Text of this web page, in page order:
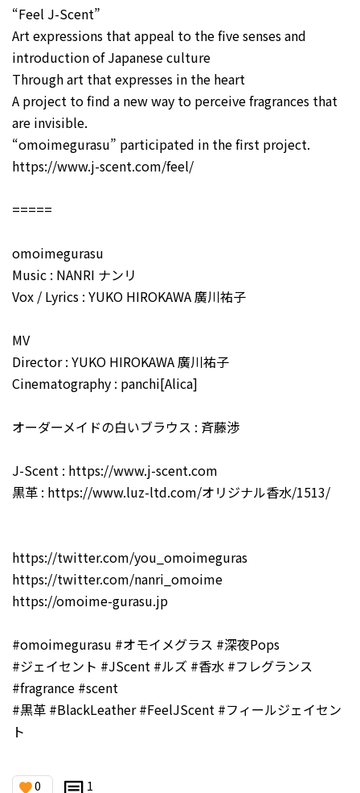
“Feel J-Scent”
Art expressions that appeal to the five senses and
introduction of Japanese culture
Through art that expresses in the heart
A project to find a new way to perceive fragrances that
are invisible.
“omoimegurasu” participated in the first project.
https://www.j-scent.com/feel/
=====
omoimegurasu
Music : NANRI ナンリ
Vox / Lyrics : YUKO HIROKAWA 廣川祐子
MV
Director : YUKO HIROKAWA 廣川祐子
Cinematography : panchi[Alica]
オーダーメイドの白いブラウス : 斉藤渉
J-Scent : https://www.j-scent.com
黒革 : https://www.luz-ltd.com/オリジナル香水/1513/
https://twitter.com/you_omoimeguras
https://twitter.com/nanri_omoime
https://omoime-gurasu.jp
#omoimegurasu #オモイメグラス #深夜Pops
#ジェイセント #JScent #ルズ #香水 #フレグランス
#fragrance #scent
#黒革 #BlackLeather #FeelJScent #フィールジェイセン
ト
0 1